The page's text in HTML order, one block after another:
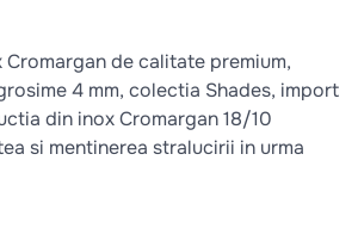
de calitate premium,
4 mm, colectia Shades, import
din inox Cromargan 18/10
si mentinerea stralucirii in urma